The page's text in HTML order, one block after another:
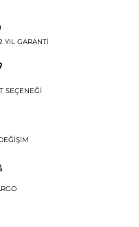
YIL GARANTI
SEÇENEĞI